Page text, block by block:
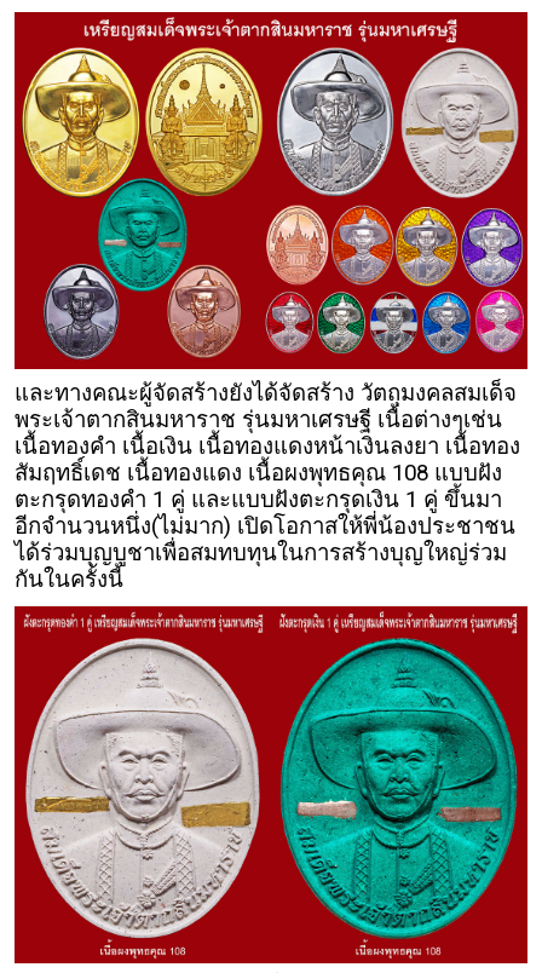
และทางคณะผู้จัดสร้างยังได้จัดสร้าง วัตถุมงคลสมเด็จ
พระเจ้าตากสินมหาราช รุ่นมหาเศรษฐี เนื้อต่างๆเช่น
เนื้อทองคำ เนื้อเงิน เนื้อทองแดงหน้าเงินลงยา เนื้อทอง
สัมฤทธิ์เดช เนื้อทองแดง เนื้อผงพุทธคุณ 108 แบบฝัง
ตะกรุดทองคำ 1 คู่ และแบบฝังตะกรุดเงิน 1 คู่ ขึ้นมา
อีกจำนวนหนึ่ง(ไม่มาก) เปิดโอกาสให้พี่น้องประชาชน
ได้ร่วมบุญบูชาเพื่อสมทบทุนในการสร้างบุญใหญ่ร่วม
กันในครั้งนี้